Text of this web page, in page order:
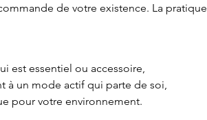
de votre existence. La pratique
est essentiel ou accessoire,
à un mode actif qui parte de soi,
pour votre environnement.